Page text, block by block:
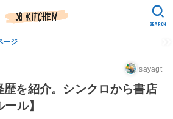
ージ
SEARCH
sayagt
を紹介。シンクロから書店
ル】